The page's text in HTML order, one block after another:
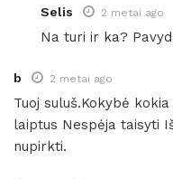
Selis 2 metai ago
Na turi ir ka?
b 2 metai ago
Tuoj suluš.Kokybė
laiptus Nespėja taisyti
nupirkti.